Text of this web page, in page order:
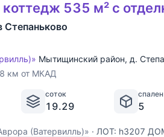
535 м² с
Мытищинский район, д.
км от МКАД
соток
19.29
спален
5
(Ватервилль)» · ЛОТ: h3207